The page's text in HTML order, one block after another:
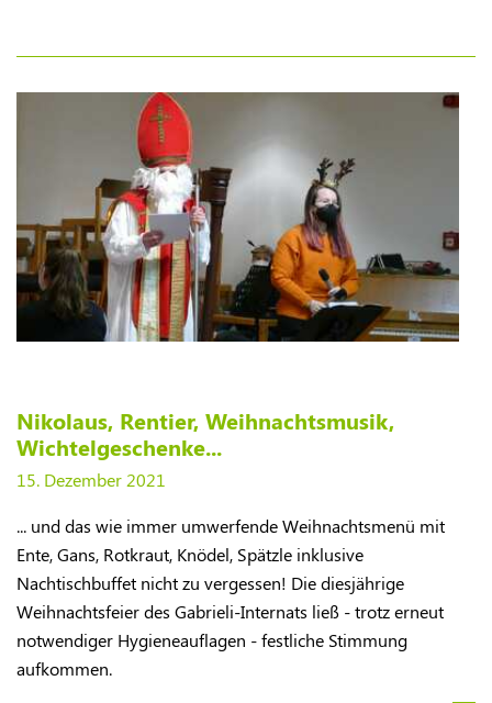
Nikolaus, Rentier, Weihnachtsmusik,
Wichtelgeschenke...
15. Dezember 2021
... und das wie immer umwerfende Weihnachtsmenü mit
Ente, Gans, Rotkraut, Knödel, Spätzle inklusive
Nachtischbuffet nicht zu vergessen! Die diesjährige
Weihnachtsfeier des Gabrieli-Internats ließ - trotz erneut
notwendiger Hygieneauflagen - festliche Stimmung
aufkommen.